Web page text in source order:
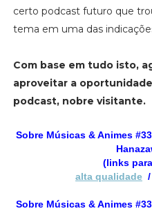
certo podcast futuro que
tema em uma das
Com base em tudo isto,
aproveitar a
podcast, nobre visitante.
Sobre Músicas & Animes
(links
alta qualidade /
Sobre Músicas & Animes